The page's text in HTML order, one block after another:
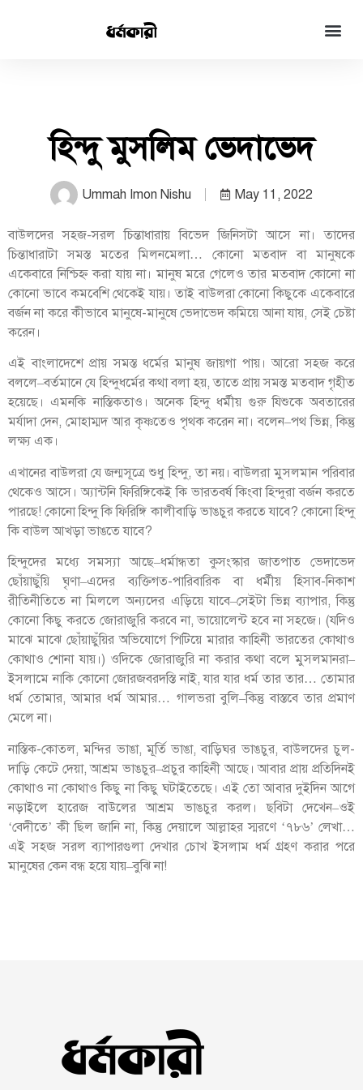
হিন্দু মুসলিম ভেদাভেদ
Ummah Imon Nishu May 11, 2022
বাউলদের সহজ-সরল চিন্তাধারায় বিভেদ জিনিসটা আসে না। তাদের
চিন্তাধারাটা সমস্ত মতের মিলনমেলা… কোনো মতবাদ বা মানুষকে
একেবারে নিশ্চিহ্ন করা যায় না। মানুষ মরে গেলেও তার মতবাদ কোনো না
কোনো ভাবে কমবেশি থেকেই যায়। তাই বাউলরা কোনো কিছুকে একেবারে
বর্জন না করে কীভাবে মানুষে-মানুষে ভেদাভেদ কমিয়ে আনা যায়, সেই চেষ্টা
করেন।
এই বাংলাদেশে প্রায় সমস্ত ধর্মের মানুষ জায়গা পায়। আরো সহজ করে
বললে–বর্তমানে যে হিন্দুধর্মের কথা বলা হয়, তাতে প্রায় সমস্ত মতবাদ গৃহীত
হয়েছে। এমনকি নাস্তিকতাও। অনেক হিন্দু ধর্মীয় গুরু যিশুকে অবতারের
মর্যাদা দেন, মোহাম্মদ আর কৃষ্ণতেও পৃথক করেন না। বলেন–পথ ভিন্ন, কিন্তু
লক্ষ্য এক।
এখানের বাউলরা যে জন্মসূত্রে শুধু হিন্দু, তা নয়। বাউলরা মুসলমান পরিবার
থেকেও আসে। অ্যান্টনি ফিরিঙ্গিকেই কি ভারতবর্ষ কিংবা হিন্দুরা বর্জন করতে
পারছে! কোনো হিন্দু কি ফিরিঙ্গি কালীবাড়ি ভাঙচুর করতে যাবে? কোনো হিন্দু
কি বাউল আখড়া ভাঙতে যাবে?
হিন্দুদের মধ্যে সমস্যা আছে–ধর্মান্ধতা কুসংস্কার জাতপাত ভেদাভেদ
ছোঁয়াছুঁয়ি ঘৃণা–এদের ব্যক্তিগত-পারিবারিক বা ধর্মীয় হিসাব-নিকাশ
রীতিনীতিতে না মিললে অন্যদের এড়িয়ে যাবে–সেইটা ভিন্ন ব্যাপার, কিন্তু
কোনো কিছু করতে জোরাজুরি করবে না, ভায়োলেন্ট হবে না সহজে। (যদিও
মাঝে মাঝে ছোঁয়াছুঁয়ির অভিযোগে পিটিয়ে মারার কাহিনী ভারতের কোথাও
কোথাও শোনা যায়।) ওদিকে জোরাজুরি না করার কথা বলে মুসলমানরা–
ইসলামে নাকি কোনো জোরজবরদস্তি নাই, যার যার ধর্ম তার তার… তোমার
ধর্ম তোমার, আমার ধর্ম আমার… গালভরা বুলি–কিন্তু বাস্তবে তার প্রমাণ
মেলে না।
নাস্তিক-কোতল, মন্দির ভাঙা, মূর্তি ভাঙা, বাড়িঘর ভাঙচুর, বাউলদের চুল-
দাড়ি কেটে দেয়া, আশ্রম ভাঙচুর–প্রচুর কাহিনী আছে। আবার প্রায় প্রতিদিনই
কোথাও না কোথাও কিছু না কিছু ঘটাইতেছে। এই তো আবার দুইদিন আগে
নড়াইলে হারেজ বাউলের আশ্রম ভাঙচুর করল। ছবিটা দেখেন–ওই
‘বেদীতে’ কী ছিল জানি না, কিন্তু দেয়ালে আল্লাহর স্মরণে ‘৭৮৬’ লেখা…
এই সহজ সরল ব্যাপারগুলা দেখার চোখ ইসলাম ধর্ম গ্রহণ করার পরে
মানুষের কেন বন্ধ হয়ে যায়–বুঝি না!